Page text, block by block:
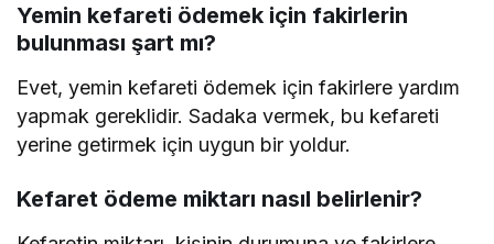
Yemin kefareti ödemek için fakirlerin
bulunması şart mı?
Evet, yemin kefareti ödemek için fakirlere yardım
yapmak gereklidir. Sadaka vermek, bu kefareti
yerine getirmek için uygun bir yoldur.
Kefaret ödeme miktarı nasıl belirlenir?